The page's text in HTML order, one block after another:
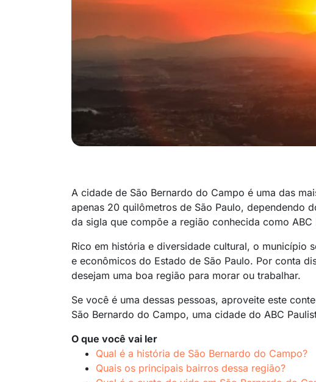
A cidade de São Bernardo do Campo é uma das
apenas 20 quilômetros de São Paulo, dependendo
da sigla que compõe a região conhecida como ABC
Rico em história e diversidade cultural, o município
e econômicos do Estado de São Paulo. Por conta
desejam uma boa região para morar ou trabalhar.
Se você é uma dessas pessoas, aproveite este
São Bernardo do Campo, uma cidade do ABC
O que você vai ler
Qual é a história de São Bernardo do Campo?
Quais os principais bairros dessa região?